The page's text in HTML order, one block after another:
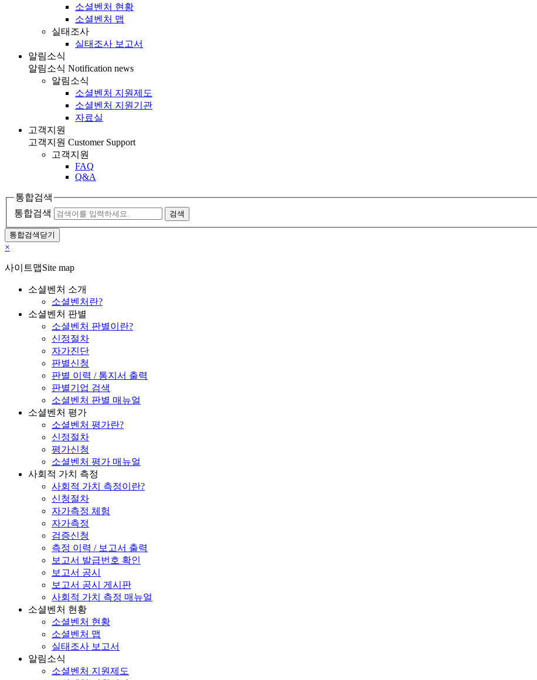
소셜벤처 현황
소셜벤처 맵
실태조사
실태조사 보고서
알림소식
알림소식 Notification news
알림소식
소셜벤처 지원제도
소셜벤처 지원기관
자료실
고객지원
고객지원 Customer Support
고객지원
FAQ
Q&A
통합검색
통합검색
검색
통합검색닫기
×
사이트맵Site map
소셜벤처 소개
소셜벤처란?
소셜벤처 판별
소셜벤처 판별이란?
신정절차
자가진단
판별신청
판별 이력 / 통지서 출력
판별기업 검색
소셜벤처 판별 매뉴얼
소셜벤처 평가
소셜벤처 평가란?
신정절차
평가신청
소셜벤처 평가 매뉴얼
사회적 가치 측정
사회적 가치 측정이란?
신청절차
자가측정 체험
자가측정
검증신청
측정 이력 / 보고서 출력
보고서 발급번호 확인
보고서 공시
보고서 공시 게시판
사회적 가치 측정 매뉴얼
소셜벤처 현황
소셜벤처 현황
소셜벤처 맵
실태조사 보고서
알림소식
소셜벤처 지원제도